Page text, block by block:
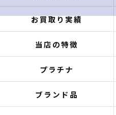
お買取り実績
当店の特徴
プラチナ
ブランド品